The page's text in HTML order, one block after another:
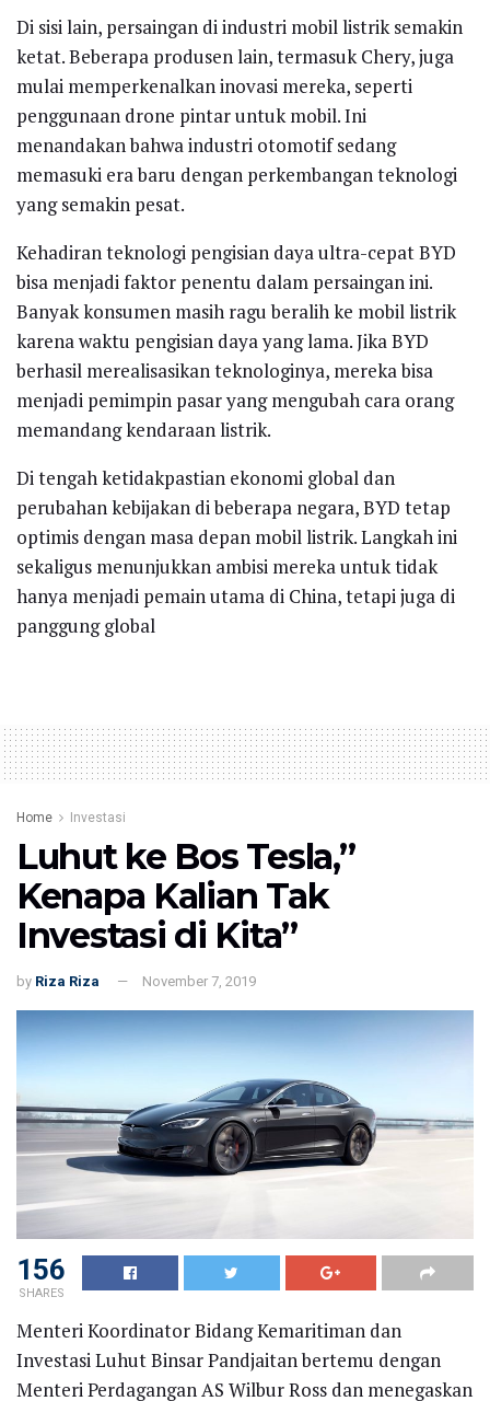
Di sisi lain, persaingan di industri mobil listrik semakin
ketat. Beberapa produsen lain, termasuk Chery, juga
mulai memperkenalkan inovasi mereka, seperti
penggunaan drone pintar untuk mobil. Ini
menandakan bahwa industri otomotif sedang
memasuki era baru dengan perkembangan teknologi
yang semakin pesat.
Kehadiran teknologi pengisian daya ultra-cepat BYD
bisa menjadi faktor penentu dalam persaingan ini.
Banyak konsumen masih ragu beralih ke mobil listrik
karena waktu pengisian daya yang lama. Jika BYD
berhasil merealisasikan teknologinya, mereka bisa
menjadi pemimpin pasar yang mengubah cara orang
memandang kendaraan listrik.
Di tengah ketidakpastian ekonomi global dan
perubahan kebijakan di beberapa negara, BYD tetap
optimis dengan masa depan mobil listrik. Langkah ini
sekaligus menunjukkan ambisi mereka untuk tidak
hanya menjadi pemain utama di China, tetapi juga di
panggung global
Home Investasi
Luhut ke Bos Tesla,”
Kenapa Kalian Tak
Investasi di Kita”
by Riza Riza November 7, 2019
156
SHARES
Menteri Koordinator Bidang Kemaritiman dan
Investasi Luhut Binsar Pandjaitan bertemu dengan
Menteri Perdagangan AS Wilbur Ross dan menegaskan